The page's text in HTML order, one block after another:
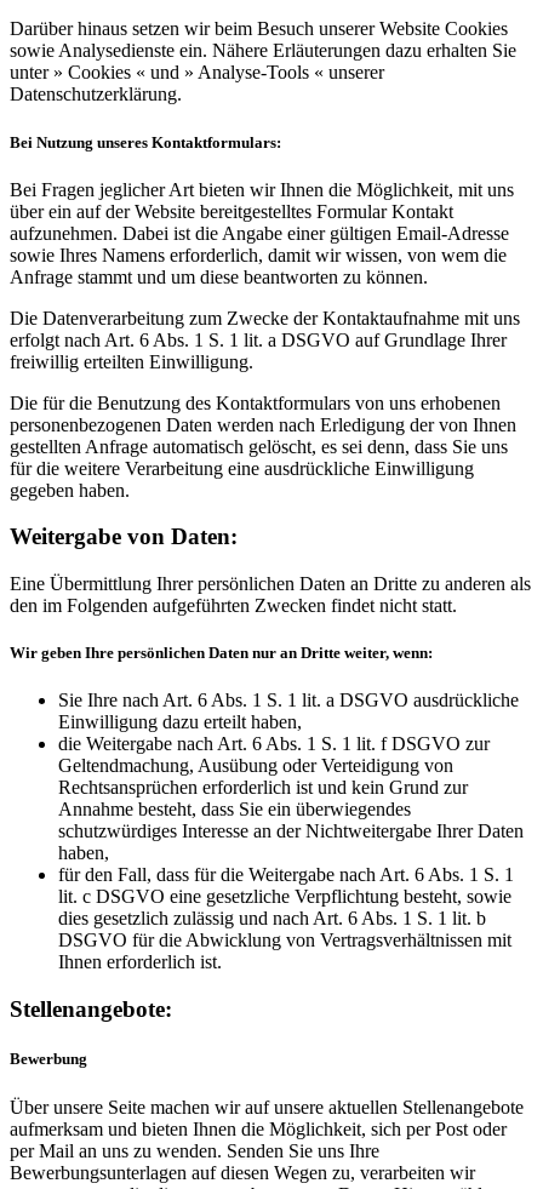
Darüber hinaus setzen wir beim Besuch unserer Website Cookies
sowie Analysedienste ein. Nähere Erläuterungen dazu erhalten Sie
unter » Cookies « und » Analyse-Tools « unserer
Datenschutzerklärung.
Bei Nutzung unseres Kontaktformulars:
Bei Fragen jeglicher Art bieten wir Ihnen die Möglichkeit, mit uns
über ein auf der Website bereitgestelltes Formular Kontakt
aufzunehmen. Dabei ist die Angabe einer gültigen Email-Adresse
sowie Ihres Namens erforderlich, damit wir wissen, von wem die
Anfrage stammt und um diese beantworten zu können.
Die Datenverarbeitung zum Zwecke der Kontaktaufnahme mit uns
erfolgt nach Art. 6 Abs. 1 S. 1 lit. a DSGVO auf Grundlage Ihrer
freiwillig erteilten Einwilligung.
Die für die Benutzung des Kontaktformulars von uns erhobenen
personenbezogenen Daten werden nach Erledigung der von Ihnen
gestellten Anfrage automatisch gelöscht, es sei denn, dass Sie uns
für die weitere Verarbeitung eine ausdrückliche Einwilligung
gegeben haben.
Weitergabe von Daten:
Eine Übermittlung Ihrer persönlichen Daten an Dritte zu anderen als
den im Folgenden aufgeführten Zwecken findet nicht statt.
Wir geben Ihre persönlichen Daten nur an Dritte weiter, wenn:
Sie Ihre nach Art. 6 Abs. 1 S. 1 lit. a DSGVO ausdrückliche
Einwilligung dazu erteilt haben,
die Weitergabe nach Art. 6 Abs. 1 S. 1 lit. f DSGVO zur
Geltendmachung, Ausübung oder Verteidigung von
Rechtsansprüchen erforderlich ist und kein Grund zur
Annahme besteht, dass Sie ein überwiegendes
schutzwürdiges Interesse an der Nichtweitergabe Ihrer Daten
haben,
für den Fall, dass für die Weitergabe nach Art. 6 Abs. 1 S. 1
lit. c DSGVO eine gesetzliche Verpflichtung besteht, sowie
dies gesetzlich zulässig und nach Art. 6 Abs. 1 S. 1 lit. b
DSGVO für die Abwicklung von Vertragsverhältnissen mit
Ihnen erforderlich ist.
Stellenangebote:
Bewerbung
Über unsere Seite machen wir auf unsere aktuellen Stellenangebote
aufmerksam und bieten Ihnen die Möglichkeit, sich per Post oder
per Mail an uns zu wenden. Senden Sie uns Ihre
Bewerbungsunterlagen auf diesen Wegen zu, verarbeiten wir